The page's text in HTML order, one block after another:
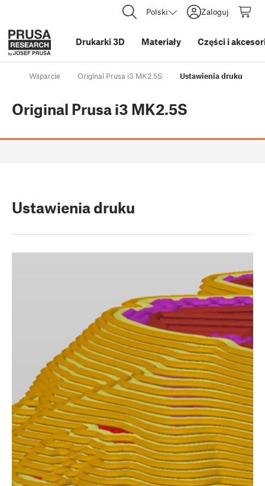
Polski Zaloguj
Drukarki 3D Materiały Części i
Wsparcie Original Prusa i3 MK2.5S Ustawienia druku
Original Prusa i3 MK2.5S
Ustawienia druku